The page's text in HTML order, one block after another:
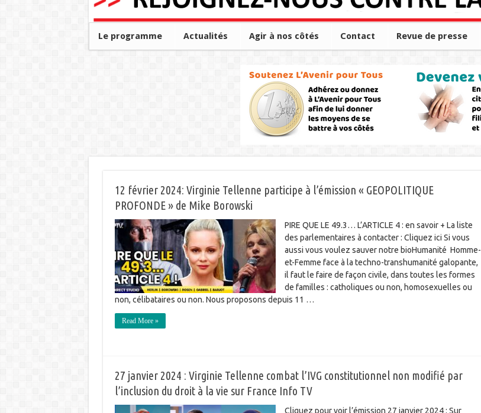
Le programme Actualités Agir à nos côtés Contact Revue de presse
12 février 2024: Virginie Tellenne participe à l’émission « GEOPOLITIQUE
PROFONDE » de Mike Borowski
PIRE QUE LE 49.3… L’ARTICLE 4 : en savoir + La liste
des parlementaires à contacter : Cliquez ici Si vous
aussi vous voulez sauver notre bioHumanité Homme-
et-Femme face à la techno-transhumanité galopante,
il faut le faire de façon civile, dans toutes les formes
de familles : catholiques ou non, homosexuelles ou
non, célibataires ou non. Nous proposons depuis 11 …
Read More »
27 janvier 2024 : Virginie Tellenne combat l’IVG constitutionnel non modifié par
l’inclusion du droit à la vie sur France Info TV
Cliquez pour voir l’émission 27 janvier 2024 : Sur